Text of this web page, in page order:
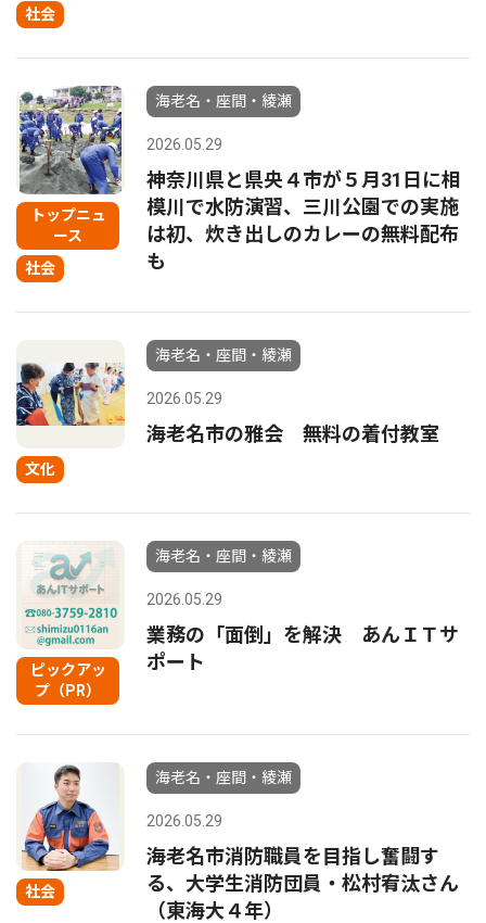
社会
トップニュ
ース
社会
海老名・座間・綾瀬
2026.05.29
神奈川県と県央４市が５月31日に相
模川で水防演習、三川公園での実施
は初、炊き出しのカレーの無料配布
も
文化
海老名・座間・綾瀬
2026.05.29
海老名市の雅会 無料の着付教室
ピックアッ
プ（PR）
海老名・座間・綾瀬
2026.05.29
業務の「面倒」を解決 あんＩＴサ
ポート
社会
海老名・座間・綾瀬
2026.05.29
海老名市消防職員を目指し奮闘す
る、大学生消防団員・松村宥汰さん
（東海大４年）